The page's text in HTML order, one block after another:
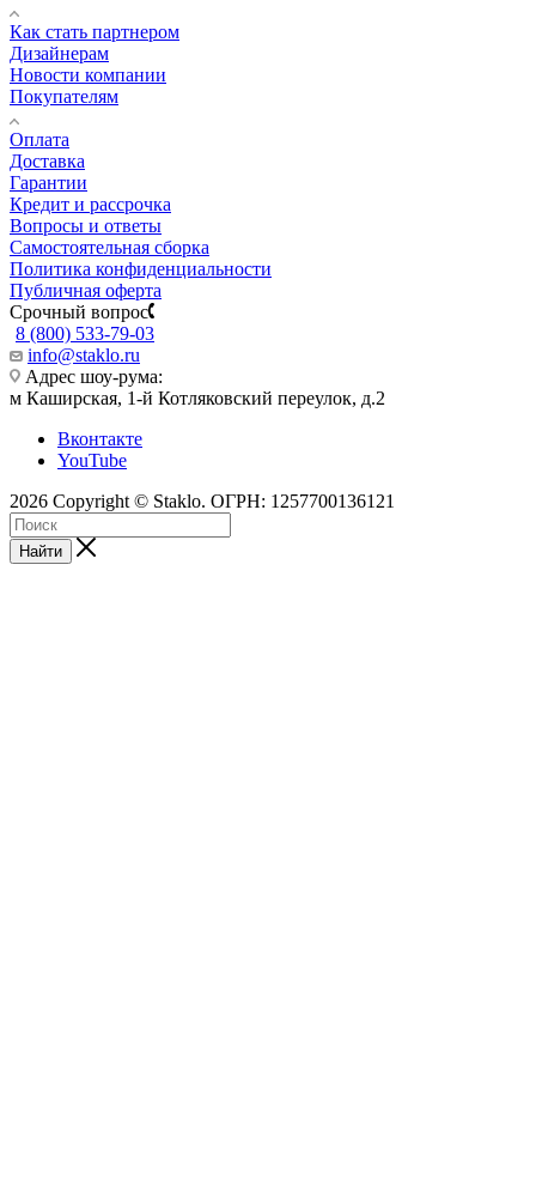
Как стать партнером
Дизайнерам
Новости компании
Покупателям
Оплата
Доставка
Гарантии
Кредит и рассрочка
Вопросы и ответы
Самостоятельная сборка
Политика конфиденциальности
Публичная оферта
Срочный вопрос
8 (800) 533-79-03
info@staklo.ru
Адрес шоу-рума:
м Каширская, 1-й Котляковский переулок, д.2
Вконтакте
YouTube
2026 Copyright © Staklo. ОГРН: 1257700136121
Найти